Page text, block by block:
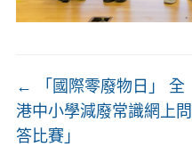
←
「國際零廢物日」 全
港中小學減廢常識網上問
答比賽」